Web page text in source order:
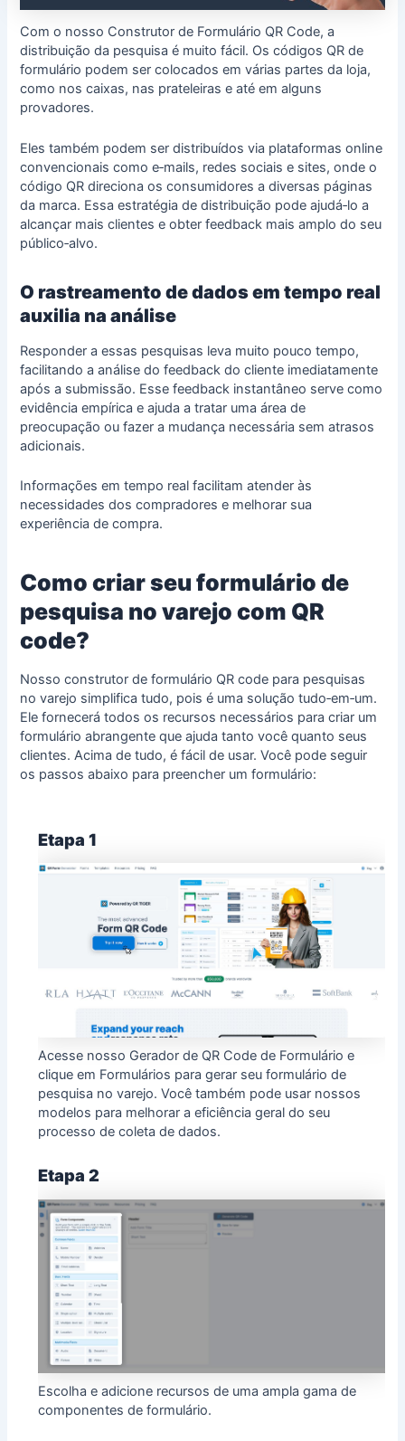
Com o nosso Construtor de Formulário QR Code, a
distribuição da pesquisa é muito fácil. Os códigos QR de
formulário podem ser colocados em várias partes da loja,
como nos caixas, nas prateleiras e até em alguns
provadores.
Eles também podem ser distribuídos via plataformas online
convencionais como e‑mails, redes sociais e sites, onde o
código QR direciona os consumidores a diversas páginas
da marca. Essa estratégia de distribuição pode ajudá‑lo a
alcançar mais clientes e obter feedback mais amplo do seu
público‑alvo.
O rastreamento de dados em tempo real
auxilia na análise
Responder a essas pesquisas leva muito pouco tempo,
facilitando a análise do feedback do cliente imediatamente
após a submissão. Esse feedback instantâneo serve como
evidência empírica e ajuda a tratar uma área de
preocupação ou fazer a mudança necessária sem atrasos
adicionais.
Informações em tempo real facilitam atender às
necessidades dos compradores e melhorar sua
experiência de compra.
Como criar seu formulário de
pesquisa no varejo com QR
code?
Nosso construtor de formulário QR code para pesquisas
no varejo simplifica tudo, pois é uma solução tudo‑em‑um.
Ele fornecerá todos os recursos necessários para criar um
formulário abrangente que ajuda tanto você quanto seus
clientes. Acima de tudo, é fácil de usar. Você pode seguir
os passos abaixo para preencher um formulário:
Etapa 1
Acesse nosso Gerador de QR Code de Formulário e
clique em Formulários para gerar seu formulário de
pesquisa no varejo. Você também pode usar nossos
modelos para melhorar a eficiência geral do seu
processo de coleta de dados.
Etapa 2
Escolha e adicione recursos de uma ampla gama de
componentes de formulário.